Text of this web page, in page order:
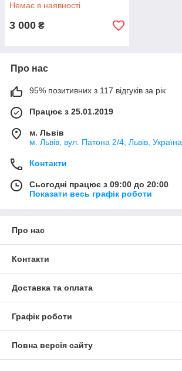
Немає в наявності
3 000 ₴
Про нас
95% позитивних з 117 відгуків за рік
Працює з 25.01.2019
м. Львів
м. Львів, вул. Патона 2/4, Львів, Україна
Контакти
Сьогодні працює з 09:00 до 20:00
Показати весь графік роботи
Про нас
Контакти
Доставка та оплата
Графік роботи
Повна версія сайту